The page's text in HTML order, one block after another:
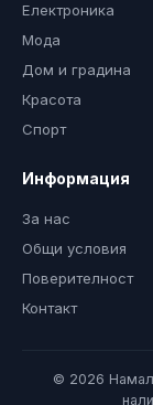
Електроника
Мода
Дом и градина
Красота
Спорт
Информация
За нас
Общи условия
Поверителност
Контакт
© 2026